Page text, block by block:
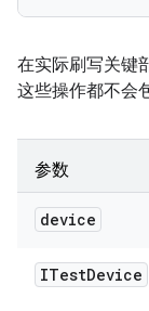
在实际刷写关键
这些操作都不会
参数
device
ITestDevice